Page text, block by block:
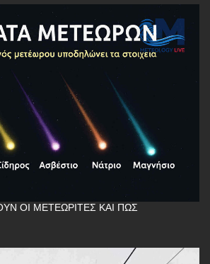
ΟΙ ΜΕΤΕΩΡΊΤΕΣ ΚΑΙ ΠΏΣ